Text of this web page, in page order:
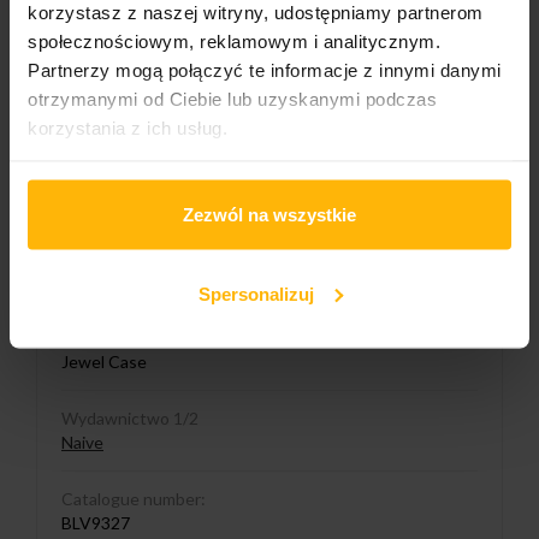
korzystasz z naszej witryny, udostępniamy partnerom
społecznościowym, reklamowym i analitycznym.
Partnerzy mogą połączyć te informacje z innymi danymi
otrzymanymi od Ciebie lub uzyskanymi podczas
korzystania z ich usług.
Zezwól na wszystkie
Spersonalizuj
Band name
Acid Arab
Released
2026
Album title:
Jewel Case
Wydawnictwo 1/2
Naive
Catalogue number:
BLV9327